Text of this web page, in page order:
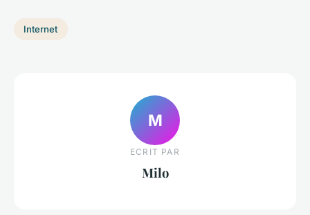
Internet
M
ECRIT PAR
Milo